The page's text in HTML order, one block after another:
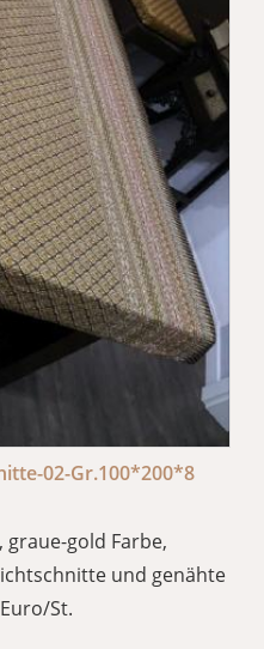
02-Gr.100*200*8
graue-gold Farbe,
und genähte
Ecke. 22,- Euro/St.